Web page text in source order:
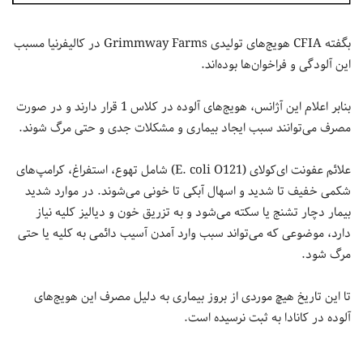
بگفته CFIA هویج‌های تولیدی Grimmway Farms در کالیفرنیا مسبب
این آلودگی و فراخوان‌ها بوده‌اند.
بنابر اعلام این آژانس، هویج‌های آلوده در کلاس 1 قرار دارند و در صورت
مصرف می‌توانند سبب ایجاد بیماری و مشکلات جدی و حتی مرگ شوند.
علائم عفونت ای‌کولای (E. coli O121) شامل تهوع، استفراغ، کرامپ‌های
شکمی خفیف تا شدید و اسهال آبکی تا خونی می‌شوند. در موارد شدید
بیمار دچار تشنج یا سکته می‌شود و به تزریق خون و دیالیز کلیه نیاز
دارد، موضوعی که می‌تواند سبب وارد آمدن آسیب دائمی به کلیه یا حتی
مرگ شود.
تا این تاریخ هیچ موردی از بروز بیماری به دلیل مصرف این هویج‌های
آلوده در کانادا به ثبت نرسیده است.